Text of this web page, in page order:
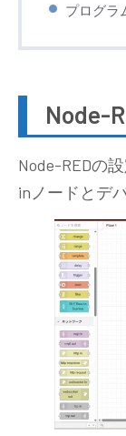
プログラ
Node-
Node-REDの
inノードとデ